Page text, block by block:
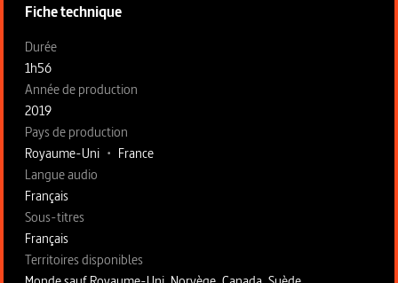
Fiche technique
Fiche technique section gauche
Durée
1h56
Année de production
2019
Pays de production
Royaume-Uni • France
Langue audio
Français
Sous-titres
Français
Territoires disponibles